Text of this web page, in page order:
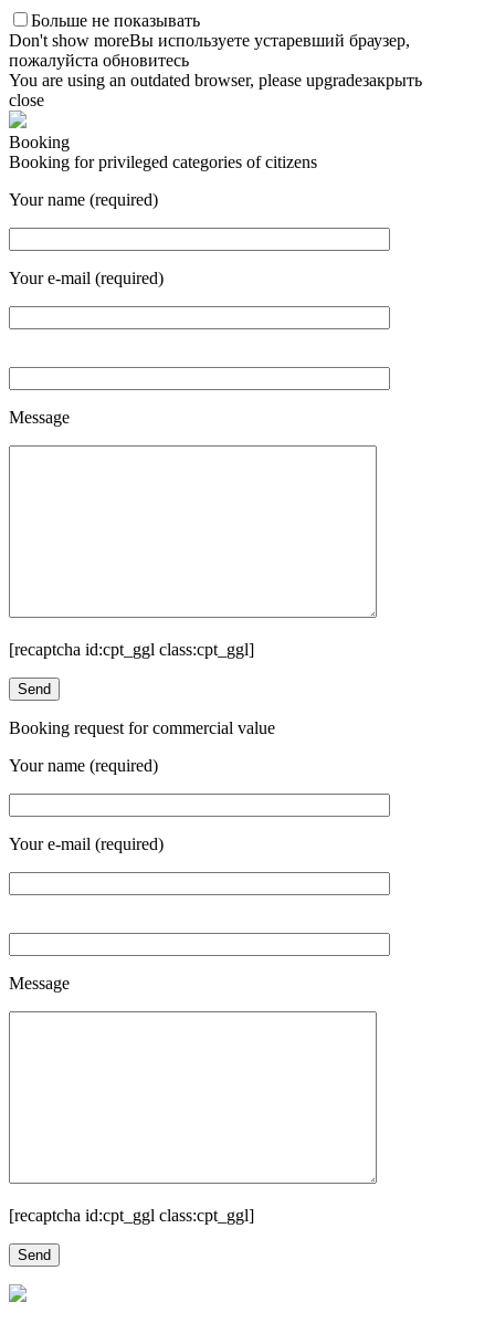
Больше не показывать
Don't show moreВы используете устаревший браузер,
пожалуйста обновитесь
You are using an outdated browser, please upgradeзакрыть
close
Booking
Booking for privileged categories of citizens
Your name (required)
Your e-mail (required)
Message
[recaptcha id:cpt_ggl class:cpt_ggl]
Booking request for commercial value
Your name (required)
Your e-mail (required)
Message
[recaptcha id:cpt_ggl class:cpt_ggl]